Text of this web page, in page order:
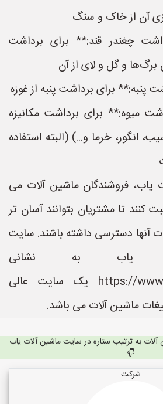
آن از خاک و سنگ
چغندر قند:** برای برداشت
برگ‌ها و گل و لای از آن
برای برداشت پنبه از غوزه
میوه:** برای برداشت مکانیزه
انگور، خرما و...) (البته استفاده
یاب، فروشندگان ماشین آلات می
کنند تا مشتریان بتوانند آسان تر
آنها دسترسی داشته باشند. سایت
یاب به نشانی
https://www.MashinalatYab.ir یک سایت عالی
ماشین آلات می باشد.
به ترتیب ستاره در سایت ماشین آلات یاب
شرکت